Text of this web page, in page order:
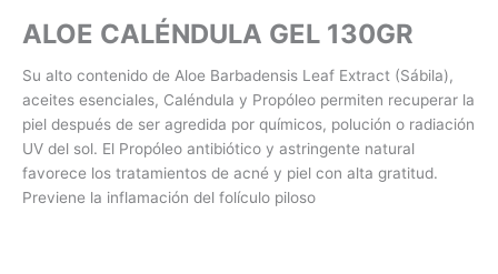
ALOE CALÉNDULA GEL 130GR
Su alto contenido de Aloe Barbadensis Leaf Extract (Sábila),
aceites esenciales, Caléndula y Propóleo permiten recuperar la
piel después de ser agredida por químicos, polución o radiación
UV del sol. El Propóleo antibiótico y astringente natural
favorece los tratamientos de acné y piel con alta gratitud.
Previene la inflamación del folículo piloso